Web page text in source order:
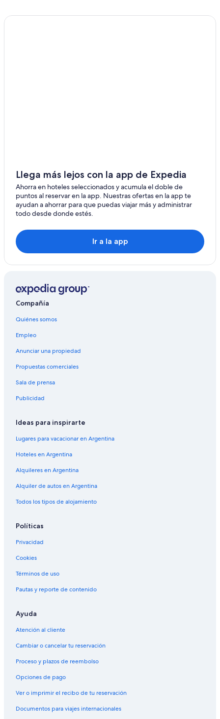
Llega más lejos con la app de Expedia
Ahorra en hoteles seleccionados y acumula el doble de
puntos al reservar en la app. Nuestras ofertas en la app te
ayudan a ahorrar para que puedas viajar más y administrar
todo desde donde estés.
Ir a la app
Compañía
Quiénes somos
Empleo
Anunciar una propiedad
Propuestas comerciales
Sala de prensa
Publicidad
Ideas para inspirarte
Lugares para vacacionar en Argentina
Hoteles en Argentina
Alquileres en Argentina
Alquiler de autos en Argentina
Todos los tipos de alojamiento
Políticas
Privacidad
Cookies
Términos de uso
Pautas y reporte de contenido
Ayuda
Atención al cliente
Cambiar o cancelar tu reservación
Proceso y plazos de reembolso
Opciones de pago
Ver o imprimir el recibo de tu reservación
Documentos para viajes internacionales